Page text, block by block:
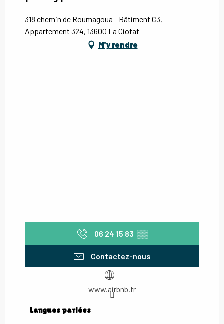
318 chemin de Roumagoua - Bâtiment C3,
Appartement 324, 13600 La Ciotat
M'y rendre
06 24 15 83 ▒▒
Contactez-nous
www.airbnb.fr
Langues parlées
Langues parlées